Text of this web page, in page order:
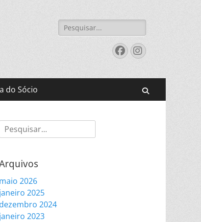
Pesquisar
por:
Facebook
Instagram
do Sócio
Pesquisar
maio 2026
janeiro 2025
dezembro 2024
janeiro 2023